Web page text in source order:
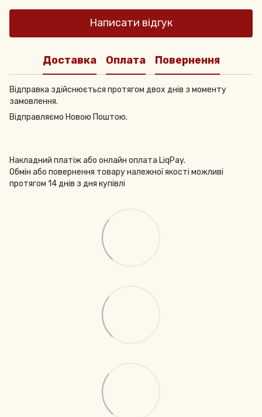
Написати відгук
Доставка Оплата Повернення
Відправка здійснюється протягом двох днів з моменту
замовлення.
Відправляємо Новою Поштою.
Накладний платіж або онлайн оплата LiqPay.
Обмін або повернення товару належної якості можливі
протягом 14 днів з дня купівлі